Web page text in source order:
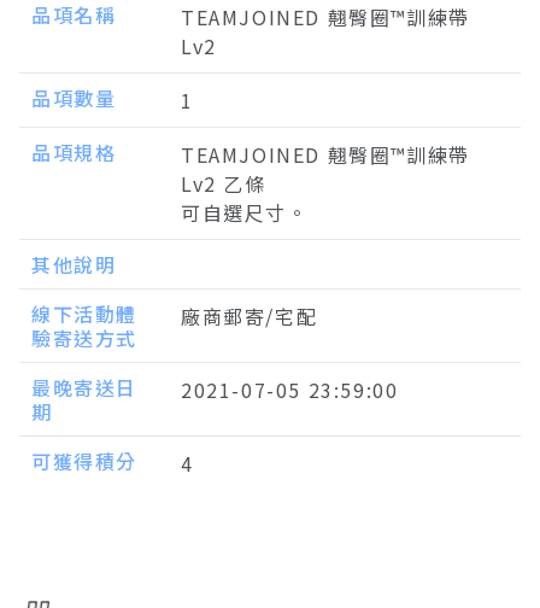
品項名稱
TEAMJOINED 翹臀圈™訓練帶
Lv2
品項數量
1
品項規格
TEAMJOINED 翹臀圈™訓練帶
Lv2 乙條
可自選尺寸。
其他說明
線下活動體
驗寄送方式
廠商郵寄/宅配
最晚寄送日
期
2021-07-05 23:59:00
可獲得積分 4